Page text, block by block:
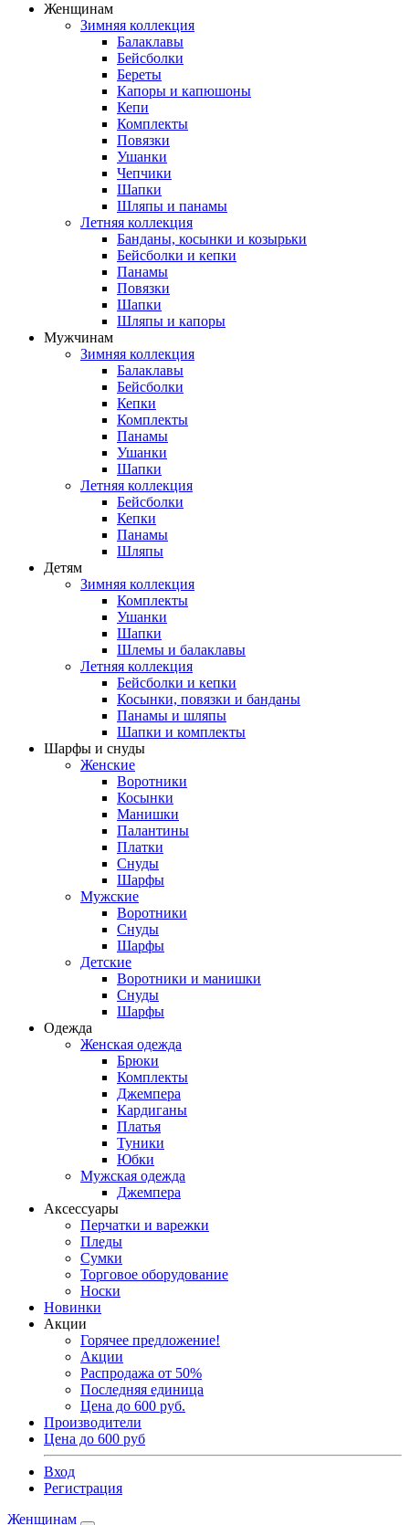
Женщинам
Зимняя коллекция
Балаклавы
Бейсболки
Береты
Капоры и капюшоны
Кепи
Комплекты
Повязки
Ушанки
Чепчики
Шапки
Шляпы и панамы
Летняя коллекция
Банданы, косынки и козырьки
Бейсболки и кепки
Панамы
Повязки
Шапки
Шляпы и капоры
Мужчинам
Зимняя коллекция
Балаклавы
Бейсболки
Кепки
Комплекты
Панамы
Ушанки
Шапки
Летняя коллекция
Бейсболки
Кепки
Панамы
Шляпы
Детям
Зимняя коллекция
Комплекты
Ушанки
Шапки
Шлемы и балаклавы
Летняя коллекция
Бейсболки и кепки
Косынки, повязки и банданы
Панамы и шляпы
Шапки и комплекты
Шарфы и снуды
Женские
Воротники
Косынки
Манишки
Палантины
Платки
Снуды
Шарфы
Мужские
Воротники
Снуды
Шарфы
Детские
Воротники и манишки
Снуды
Шарфы
Одежда
Женская одежда
Брюки
Комплекты
Джемпера
Кардиганы
Платья
Туники
Юбки
Мужская одежда
Джемпера
Аксессуары
Перчатки и варежки
Пледы
Сумки
Торговое оборудование
Носки
Новинки
Акции
Горячее предложение!
Акции
Распродажа от 50%
Последняя единица
Цена до 600 руб.
Производители
Цена до 600 руб
Вход
Регистрация
Женщинам